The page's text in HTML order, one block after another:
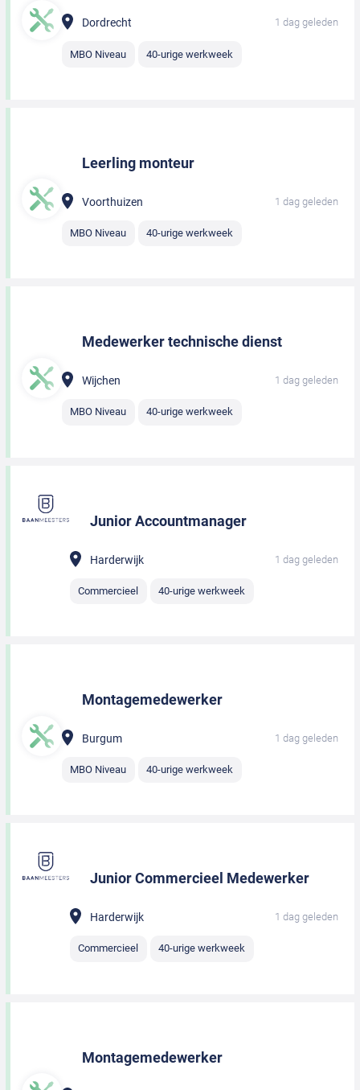
Dordrecht 1 dag geleden
MBO Niveau 40-urige werkweek
Leerling monteur
Voorthuizen 1 dag geleden
MBO Niveau 40-urige werkweek
Medewerker technische dienst
Wijchen 1 dag geleden
MBO Niveau 40-urige werkweek
Junior Accountmanager
Harderwijk 1 dag geleden
Commercieel 40-urige werkweek
Montagemedewerker
Burgum 1 dag geleden
MBO Niveau 40-urige werkweek
Junior Commercieel Medewerker
Harderwijk 1 dag geleden
Commercieel 40-urige werkweek
Montagemedewerker